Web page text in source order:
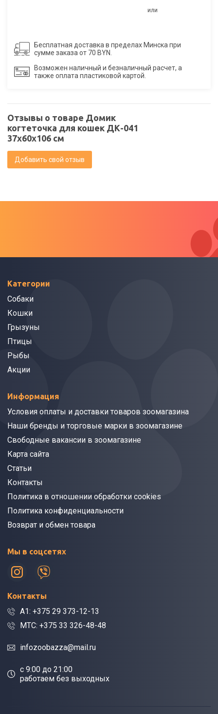
или
Бесплатная доставка в пределах Минска при
сумме заказа от 70 BYN.
Возможен наличный и безналичный расчет, а
также оплата пластиковой картой.
Отзывы о товаре Домик
когтеточка для кошек ДК-041
37х60х106 см
Добавить свой отзыв
Категории
Собаки
Кошки
Грызуны
Птицы
Рыбы
Акции
Информация
Условия оплаты и доставки товаров зоомагазина
Наши бренды и торговые марки в зоомагазине
Свободные вакансии в зоомагазине
Карта сайта
Статьи
Контакты
Политика в отношении обработки cookies
Политика конфиденциальности
Возврат и обмен товара
Мы в соцсетях
Контакты
A1: +375 29 373-12-13
МТС: +375 33 326-48-48
infozoobazza@mail.ru
c 9:00 до 21:00
работаем без выходных